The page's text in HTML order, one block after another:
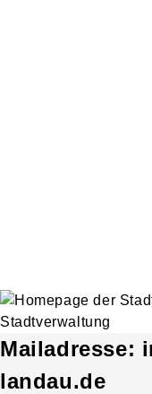
Mailadresse:
landau.de